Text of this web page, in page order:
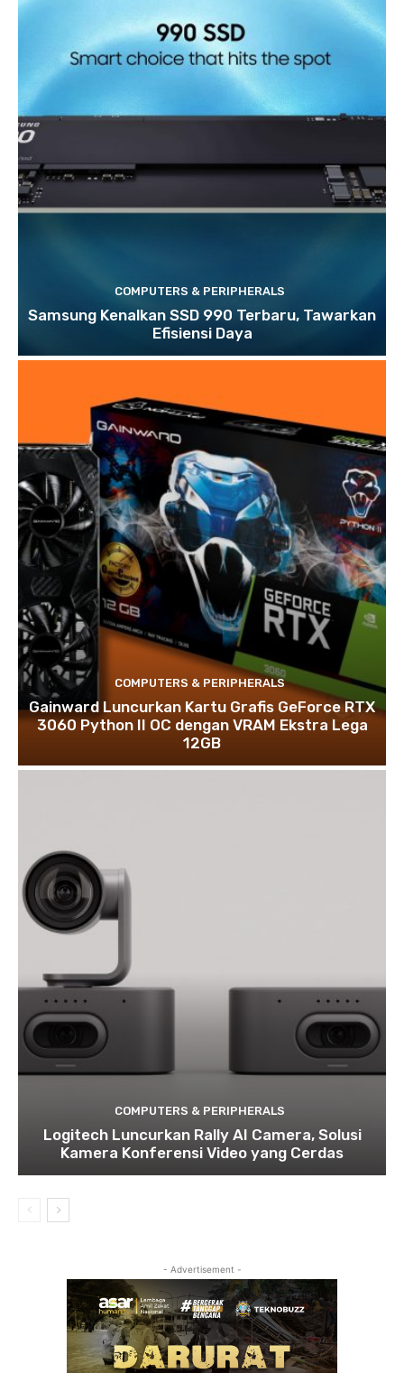
COMPUTERS & PERIPHERALS
Samsung Kenalkan SSD 990 Terbaru, Tawarkan
Efisiensi Daya
COMPUTERS & PERIPHERALS
Gainward Luncurkan Kartu Grafis GeForce RTX
3060 Python II OC dengan VRAM Ekstra Lega
12GB
COMPUTERS & PERIPHERALS
Logitech Luncurkan Rally AI Camera, Solusi
Kamera Konferensi Video yang Cerdas
- Advertisement -